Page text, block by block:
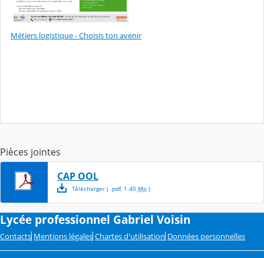
Métiers logistique - Choisis ton avenir
Pièces jointes
CAP OOL
Télécharger( .pdf, 1.40 Mo)
Lycée professionnel Gabriel Voisin
Contacts Mentions légales Chartes d'utilisation Données personnelles